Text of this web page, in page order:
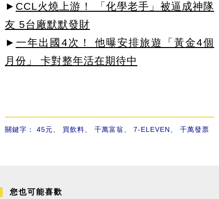
► CCL火燒上游！ 「化學老手」被逼成神隊
友 5台廠默默發財
► 一年出國4次！ 他曝安排旅遊「黃金4個
月份」 卡對整年活在期待中
關鍵字： 45元 買飲料 千萬富翁 7-ELEVEN 千萬發票
您也可能喜歡